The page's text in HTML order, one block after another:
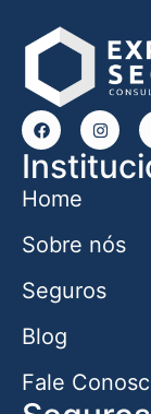
Home
Sobre nós
Seguros
Blog
Fale